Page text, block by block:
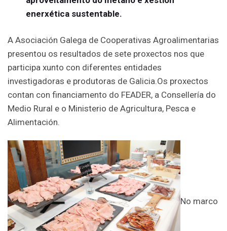
enerxética sustentable.
A Asociación Galega de Cooperativas Agroalimentarias
presentou os resultados de sete proxectos nos que
participa xunto con diferentes entidades
investigadoras e produtoras de Galicia.Os proxectos
contan con financiamento do FEADER, a Consellería do
Medio Rural e o Ministerio de Agricultura, Pesca e
Alimentación.
No marco